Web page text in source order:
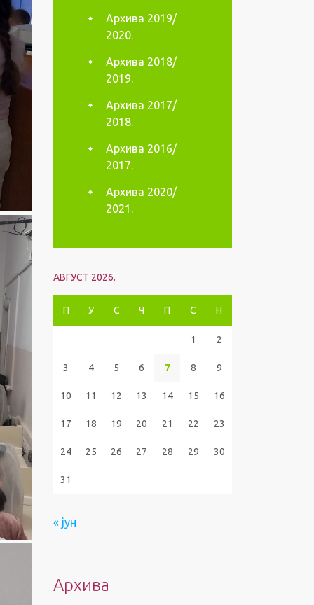
Архива 2019/
2020.
Архива 2018/
2019.
Архива 2017/
2018.
Архива 2016/
2017.
Архива 2020/
2021.
АВГУСТ 2026.
П У С Ч П С Н
1 2
3 4 5 6 7 8 9
10 11 12 13 14 15 16
17 18 19 20 21 22 23
24 25 26 27 28 29 30
31
« јун
Архива